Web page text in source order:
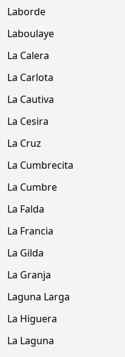
Laborde
Laboulaye
La Calera
La Carlota
La Cautiva
La Cesira
La Cruz
La Cumbrecita
La Cumbre
La Falda
La Francia
La Gilda
La Granja
Laguna Larga
La Higuera
La Laguna